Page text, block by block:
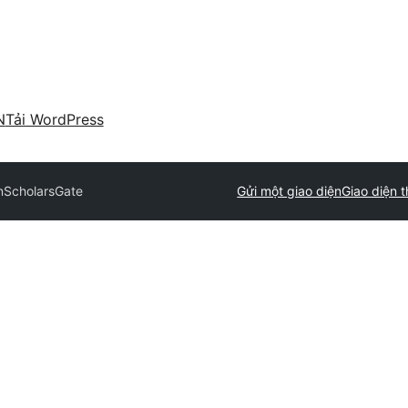
Tải WordPress
ScholarsGate Gửi một giao diệnGiao diện